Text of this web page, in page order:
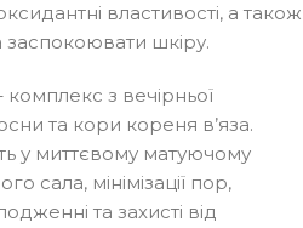
властивості, а також
заспокоювати шкіру.
з вечірньої
та кори кореня в’яза.
у миттєвому матуючому
сала, мінімізації пор,
та захисті від